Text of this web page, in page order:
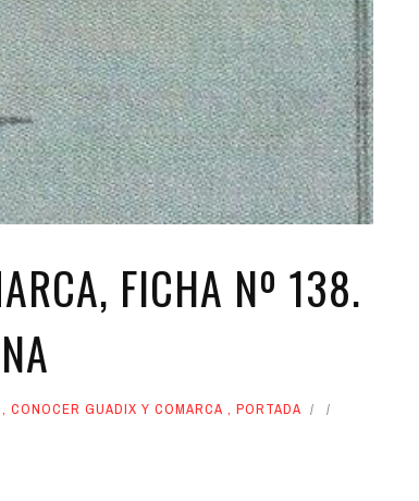
FICHA Nº 138.
, CONOCER GUADIX Y COMARCA , PORTADA